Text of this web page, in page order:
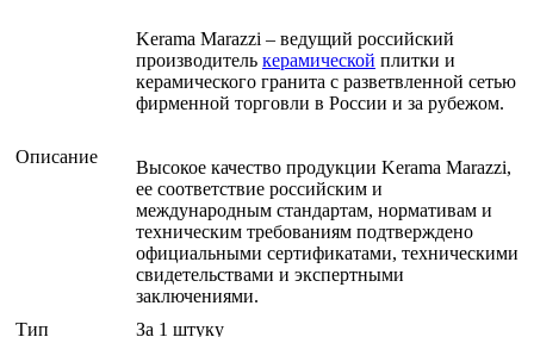
Описание
Kerama Marazzi – ведущий российский
производитель керамической плитки и
керамического гранита с разветвленной сетью
фирменной торговли в России и за рубежом.
Высокое качество продукции Kerama Marazzi,
ее соответствие российским и
международным стандартам, нормативам и
техническим требованиям подтверждено
официальными сертификатами, техническими
свидетельствами и экспертными
заключениями.
Тип
За 1 штуку